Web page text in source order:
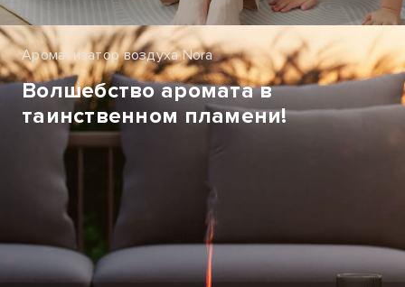
Ароматизатор воздуха Nora
Волшебство аромата в
таинственном пламени!